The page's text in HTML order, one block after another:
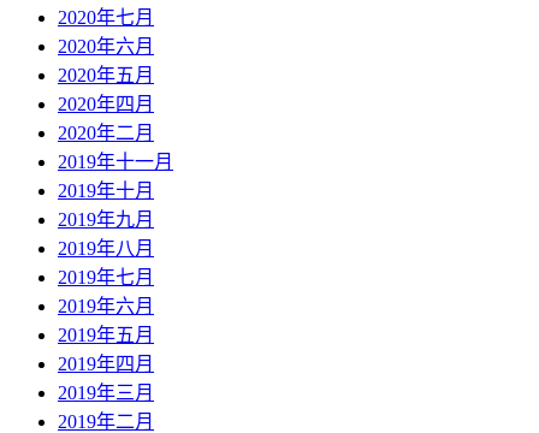
2020年七月
2020年六月
2020年五月
2020年四月
2020年二月
2019年十一月
2019年十月
2019年九月
2019年八月
2019年七月
2019年六月
2019年五月
2019年四月
2019年三月
2019年二月